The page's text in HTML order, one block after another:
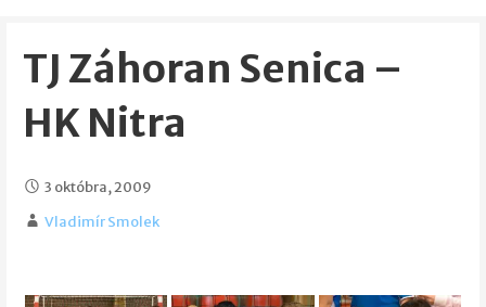
TJ Záhoran Senica –
HK Nitra
3 októbra, 2009
Vladimír Smolek